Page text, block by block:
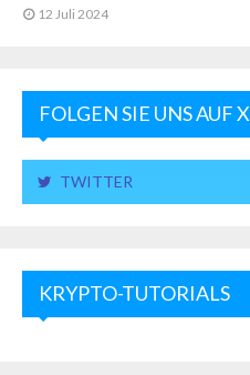
12 Juli 2024
FOLGEN SIE UNS AUF X
TWITTER
KRYPTO-TUTORIALS